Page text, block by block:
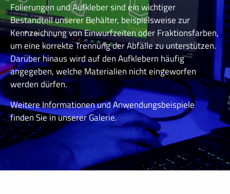
Folierungen und Aufkleber sind ein wichtiger
Bestandteil unserer Behälter, beispielsweise zur
Kennzeichnung von Einwurfzeiten oder Fraktionsfarben,
um eine korrekte Trennung der Abfälle zu unterstützen.
Darüber hinaus wird auf den Aufklebern häufig
angegeben, welche Materialien nicht eingeworfen
werden dürfen.
Weitere Informationen und Anwendungsbeispiele
finden Sie in unserer Galerie.